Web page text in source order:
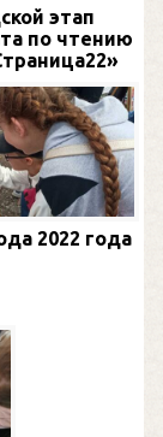
этап
по чтению
2022 года